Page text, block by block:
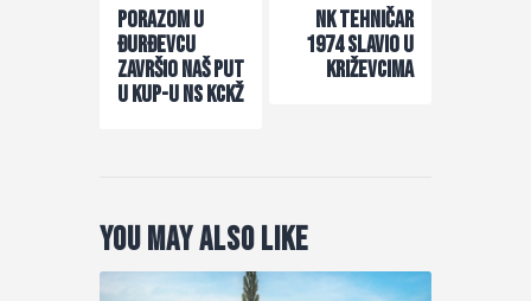
Porazom u
Đurđevcu
završio naš put
u KUP-u NS KCKŽ
NK Tehničar
1974 slavio u
Križevcima
You May Also Like